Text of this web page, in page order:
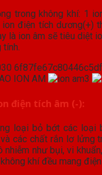
trong không khí: 1
điện tích dương(+)
là ion âm sẽ tiêu diệt
tính.
điện tích âm (-):
loại bỏ bớt các loại
các chất rắn lơ lửng
nhiễm như bụi, vi
khí đều mang